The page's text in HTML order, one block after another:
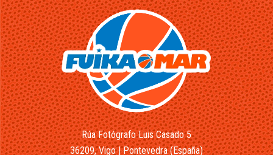
Rúa Fotógrafo Luis Casado 5
36209, Vigo | Pontevedra (España)